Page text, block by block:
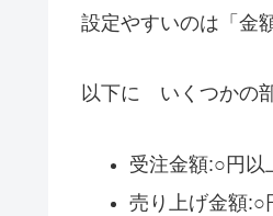
設定やすいのは「金
以下に いくつかの
受注金額:○円
売り上げ金額:○